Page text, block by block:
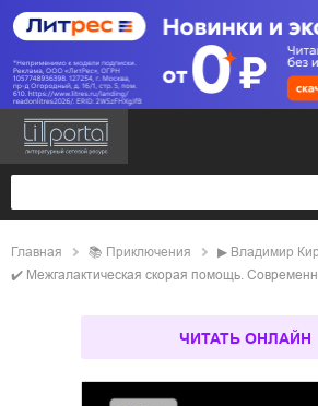
Главная 📚 приключения ▶ Владимир
✔️ Межгалактическая скорая помощь.
ЧИТАТЬ ОНЛАЙН